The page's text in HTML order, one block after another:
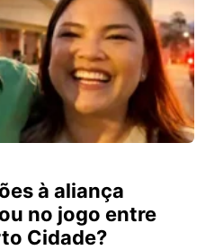
à aliança
no jogo entre
Cidade?